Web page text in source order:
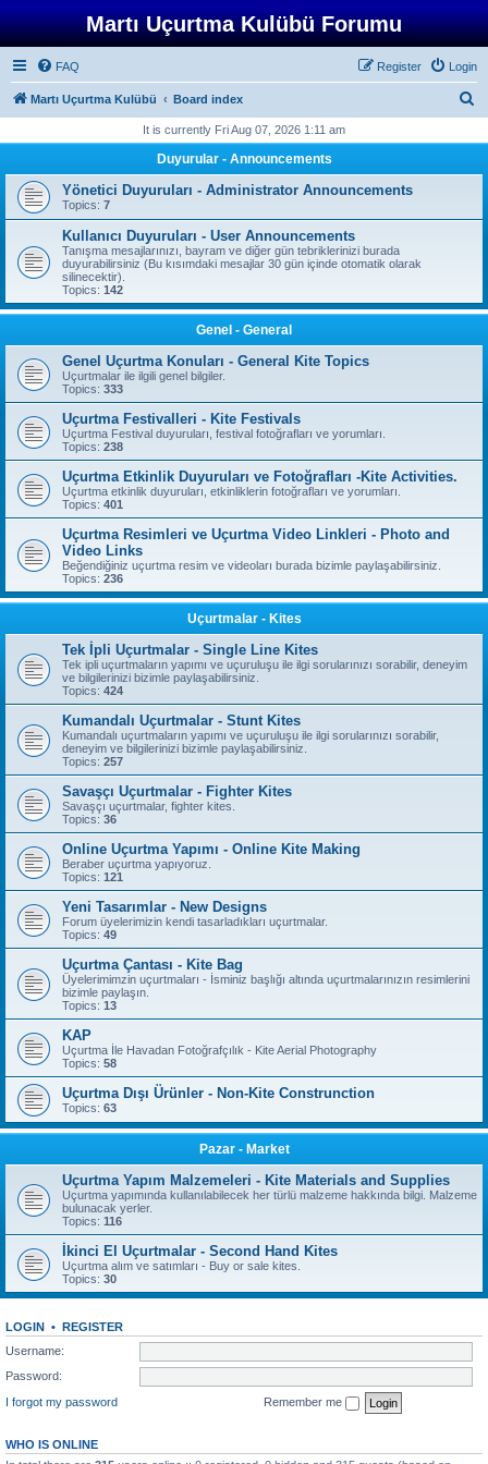
Martı Uçurtma Kulübü Forumu
FAQ Login
Register
Martı Uçurtma Kulübü Board index
r
It is currently Fri Aug 07, 2026 1:11 am
Duyurular - Announcements
Yönetici Duyuruları - Administrator Announcements
Topics: 7
Kullanıcı Duyuruları - User Announcements
Tanışma mesajlarınızı, bayram ve diğer gün tebriklerinizi burada
duyurabilirsiniz (Bu kısımdaki mesajlar 30 gün içinde otomatik olarak
silinecektir).
Topics: 142
Genel - General
Genel Uçurtma Konuları - General Kite Topics
Uçurtmalar ile ilgili genel bilgiler.
Topics: 333
Uçurtma Festivalleri - Kite Festivals
Uçurtma Festival duyuruları, festival fotoğrafları ve yorumları.
Topics: 238
Uçurtma Etkinlik Duyuruları ve Fotoğrafları -Kite Activities.
Uçurtma etkinlik duyuruları, etkinliklerin fotoğrafları ve yorumları.
Topics: 401
Uçurtma Resimleri ve Uçurtma Video Linkleri - Photo and
Video Links
Beğendiğiniz uçurtma resim ve videoları burada bizimle paylaşabilirsiniz.
Topics: 236
Uçurtmalar - Kites
Tek İpli Uçurtmalar - Single Line Kites
Tek ipli uçurtmaların yapımı ve uçuruluşu ile ilgi sorularınızı sorabilir, deneyim
ve bilgilerinizi bizimle paylaşabilirsiniz.
Topics: 424
Kumandalı Uçurtmalar - Stunt Kites
Kumandalı uçurtmaların yapımı ve uçuruluşu ile ilgi sorularınızı sorabilir,
deneyim ve bilgilerinizi bizimle paylaşabilirsiniz.
Topics: 257
Savaşçı Uçurtmalar - Fighter Kites
Savaşçı uçurtmalar, fighter kites.
Topics: 36
Online Uçurtma Yapımı - Online Kite Making
Beraber uçurtma yapıyoruz.
Topics: 121
Yeni Tasarımlar - New Designs
Forum üyelerimizin kendi tasarladıkları uçurtmalar.
Topics: 49
Uçurtma Çantası - Kite Bag
Üyelerimimzin uçurtmaları - İsminiz başlığı altında uçurtmalarınızın resimlerini
bizimle paylaşın.
Topics: 13
KAP
Uçurtma İle Havadan Fotoğrafçılık - Kite Aerial Photography
Topics: 58
Uçurtma Dışı Ürünler - Non-Kite Construnction
Topics: 63
Pazar - Market
Uçurtma Yapım Malzemeleri - Kite Materials and Supplies
Uçurtma yapımında kullanılabilecek her türlü malzeme hakkında bilgi. Malzeme
bulunacak yerler.
Topics: 116
İkinci El Uçurtmalar - Second Hand Kites
Uçurtma alım ve satımları - Buy or sale kites.
Topics: 30
LOGIN • REGISTER
Username:
Password:
I forgot my password
Remember me
WHO IS ONLINE